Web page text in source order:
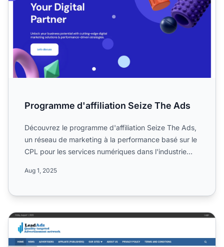
Programme d'affiliation Seize The Ads
Découvrez le programme d'affiliation Seize The Ads,
un réseau de marketing à la performance basé sur le
CPL pour les services numériques dans l'industrie
Aug 1, 2025
Programme d'affiliation LeadAds